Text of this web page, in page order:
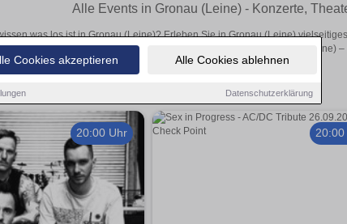
Cookies akzeptieren Alle Cookies ablehnen
Datenschutzerklärung
Alle Events in Gronau (Leine) - Konzerte,
was los ist in Gronau (Leine)? Erleben Sie in Gronau (Leine)
Theateraufführungen oder aufregende Veranstaltungen in Gronau (Leine)
20:00 Uhr